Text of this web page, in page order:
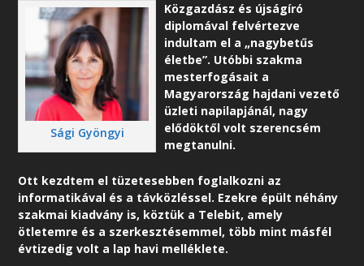
Sági Gyöngyi
Közgazdász és újságíró
diplomával felvértezve
indultam el a „nagybetűs
életbe”. Utóbbi szakma
mesterfogásait a
Magyarország hajdani vezető
üzleti napilapjánál, nagy
elődöktől volt szerencsém
megtanulni.
Ott kezdtem el tüzetesebben foglalkozni az
informatikával és a távközléssel. Ezekre épült néhány
szakmai kiadvány is, köztük a Telebit, amely
ötletemre és a szerkesztésemmel, több mint másfél
évtizedig volt a lap havi melléklete.